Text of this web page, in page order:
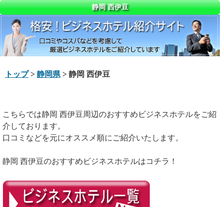
静岡 西伊豆
トップ> 静岡県 > 静岡 西伊豆
こちらでは静岡 西伊豆周辺のおすすめビジネスホテルをご紹
介しております。
口コミなどを元にオススメ順にご紹介いたします。
静岡 西伊豆のおすすめビジネスホテルはコチラ！